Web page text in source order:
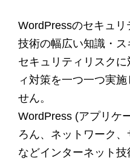
WordPressのセキュリ
技術の幅広い知識・
セキュリティリスク
ィ対策を一つ一つ実
せん。
WordPress (アプリケ
ろん、ネットワーク
などインターネット